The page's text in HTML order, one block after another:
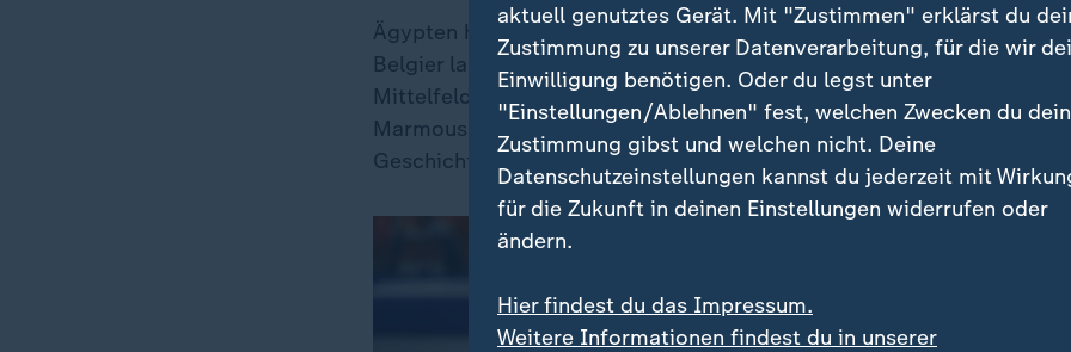
Ägypten hat mit einer kompakten Defensive und geschicktem
Belgier lange geärgert. Die Nordafrikaner verfügen über viel
Mittelfeldmann Emam Ashour hat mit seinem Treffer gezeigt, dass
Marmoush und Salah Torgefahr ausstrahlen. Die Chancen für den
Geschichte bei einem WM-Spiel stehen für die Ägypter bei diesem
aktuell genutztes Gerät. Mit "Zustimmen" erklärst du
Zustimmung zu unserer Datenverarbeitung, für die wir
Einwilligung benötigen. Oder du legst unter
"Einstellungen/Ablehnen" fest, welchen Zwecken du
Zustimmung gibst und welchen nicht. Deine
Datenschutzeinstellungen kannst du jederzeit mit
für die Zukunft in deinen Einstellungen widerrufen oder
ändern.
Hier findest du das Impressum.
Weitere Informationen findest du in unserer